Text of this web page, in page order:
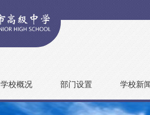
学校概况 部门设置 学校新